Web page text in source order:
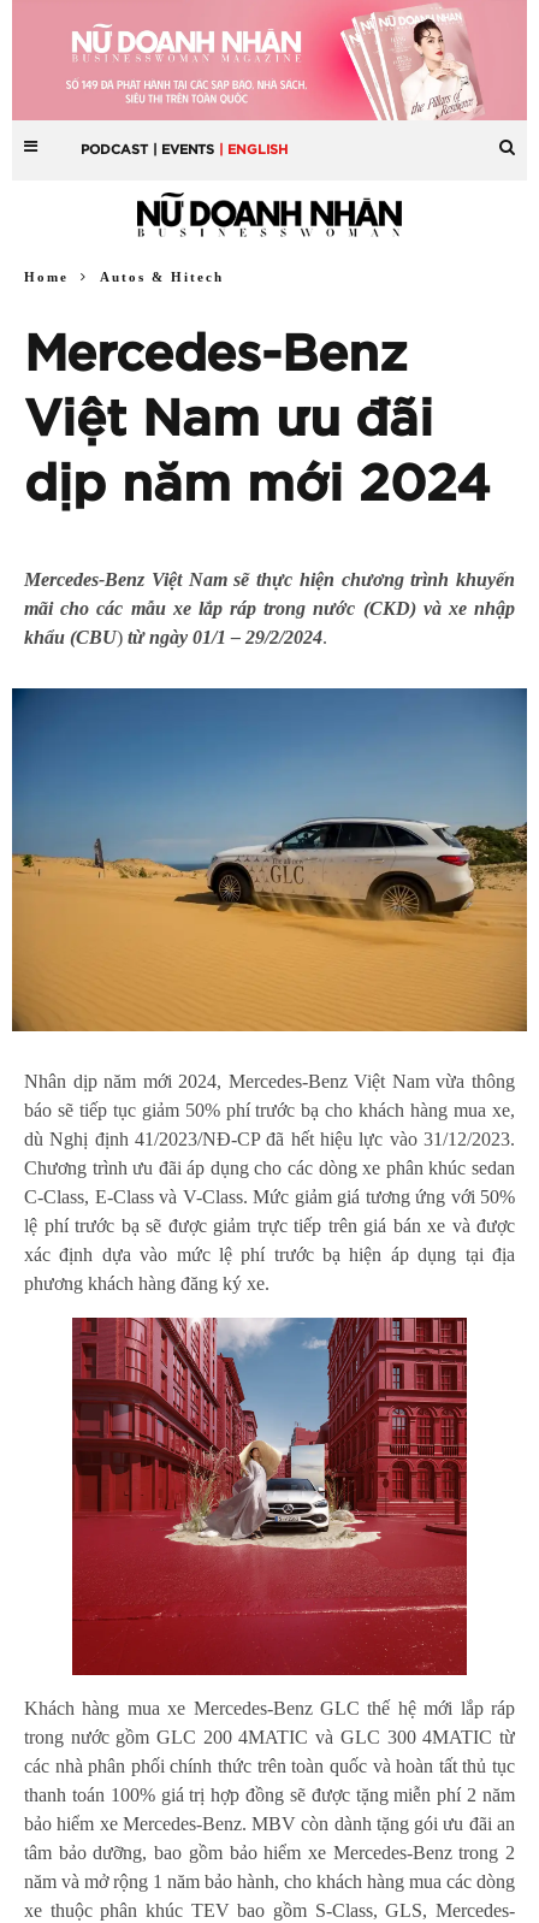
PODCAST | EVENTS | ENGLISH
Home Autos & Hitech
Mercedes-Benz
Việt Nam ưu đãi
dịp năm mới 2024
Mercedes-Benz Việt Nam sẽ thực hiện chương trình khuyến
mãi cho các mẫu xe lắp ráp trong nước (CKD) và xe nhập
khẩu (CBU) từ ngày 01/1 – 29/2/2024.
Nhân dịp năm mới 2024, Mercedes-Benz Việt Nam vừa thông
báo sẽ tiếp tục giảm 50% phí trước bạ cho khách hàng mua xe,
dù Nghị định 41/2023/NĐ-CP đã hết hiệu lực vào 31/12/2023.
Chương trình ưu đãi áp dụng cho các dòng xe phân khúc sedan
C-Class, E-Class và V-Class. Mức giảm giá tương ứng với 50%
lệ phí trước bạ sẽ được giảm trực tiếp trên giá bán xe và được
xác định dựa vào mức lệ phí trước bạ hiện áp dụng tại địa
phương khách hàng đăng ký xe.
Khách hàng mua xe Mercedes-Benz GLC thế hệ mới lắp ráp
trong nước gồm GLC 200 4MATIC và GLC 300 4MATIC từ
các nhà phân phối chính thức trên toàn quốc và hoàn tất thủ tục
thanh toán 100% giá trị hợp đồng sẽ được tặng miễn phí 2 năm
bảo hiểm xe Mercedes-Benz. MBV còn dành tặng gói ưu đãi an
tâm bảo dưỡng, bao gồm bảo hiểm xe Mercedes-Benz trong 2
năm và mở rộng 1 năm bảo hành, cho khách hàng mua các dòng
xe thuộc phân khúc TEV bao gồm S-Class, GLS, Mercedes-